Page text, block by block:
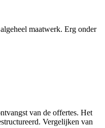
maatwerk. Erg onder
van de offertes. Het
Vergelijken van